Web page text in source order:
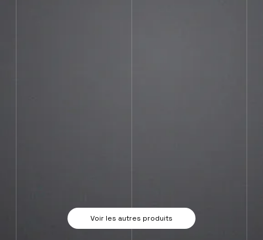
Voir les autres produits